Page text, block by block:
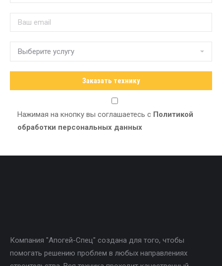
Нажимая на кнопку вы соглашаетесь с Политикой
обработки персональных данных
Компания "Апогей-Спец" создана для того, чтобы
помогать решению проблем в любых направлениях